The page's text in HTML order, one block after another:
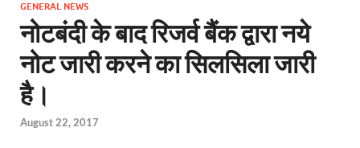
GENERAL NEWS
नोटबंदी के बाद रिजर्व बैंक द्वारा नये
नोट जारी करने का सिलसिला जारी
है।
August 22, 2017